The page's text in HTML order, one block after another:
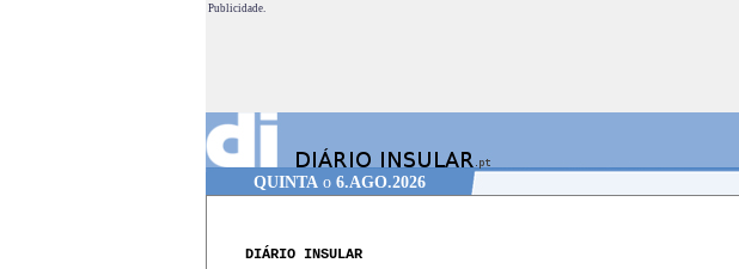
Publicidade.
QUINTA o 6.AGO.2026
DIÁRIO INSULAR